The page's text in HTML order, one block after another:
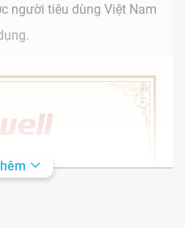
người tiêu dùng Việt Nam